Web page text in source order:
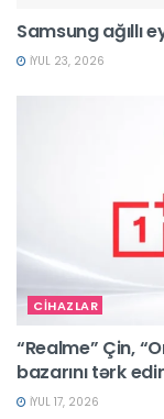
Samsung ağıllı
İYUL 23, 2026
CİHAZLAR
“Realme” Çin,
bazarını tərk
İYUL 17, 2026